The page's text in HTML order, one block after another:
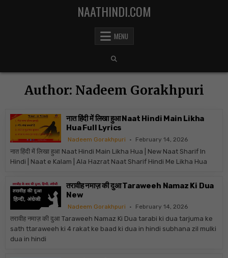
NAATHINDI.COM
MENU
Author: Nadeem Gorakhpuri
नात हिंदी में लिखा हुआ Naat Hindi Main Likha
Hua Full Lyrics
Nadeem Gorakhpuri February 14, 2026
नात हिंदी में लिखा हुआ Naat Hindi Main Likha Hua | New Naat Sharif In
Hindi | Naat e Kalam | Ala Hazrat Naat Sharif Hindi Me Likha Hua
तरावीह नमाज़ की दुआ Taraweeh Namaz Ki Dua
New
Nadeem Gorakhpuri February 14, 2026
तरावीह नमाज़ की दुआ Taraweeh Namaz Ki Dua tarabi ki dua tarjuma ke
sath ttaraweeh ki 4 rakat ke baad ki dua in hindi subhana zil mulki
dua in hindi